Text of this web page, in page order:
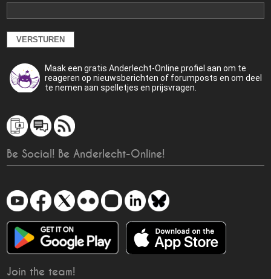
Maak een gratis Anderlecht-Online profiel aan om te
reageren op nieuwsberichten of forumposts en om deel
te nemen aan spelletjes en prijsvragen.
Be Social! Be Anderlecht-Online!
Join the team!